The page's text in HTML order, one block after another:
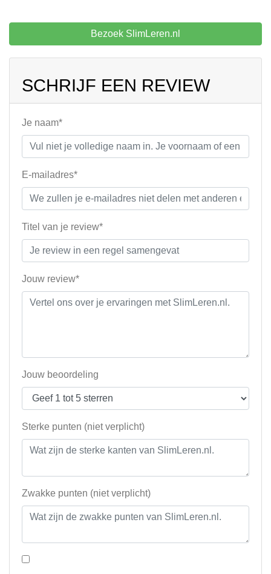
Bezoek SlimLeren.nl
SCHRIJF EEN REVIEW
Je naam*
E-mailadres*
Titel van je review*
Jouw review*
Jouw beoordeling
Sterke punten (niet verplicht)
Zwakke punten (niet verplicht)